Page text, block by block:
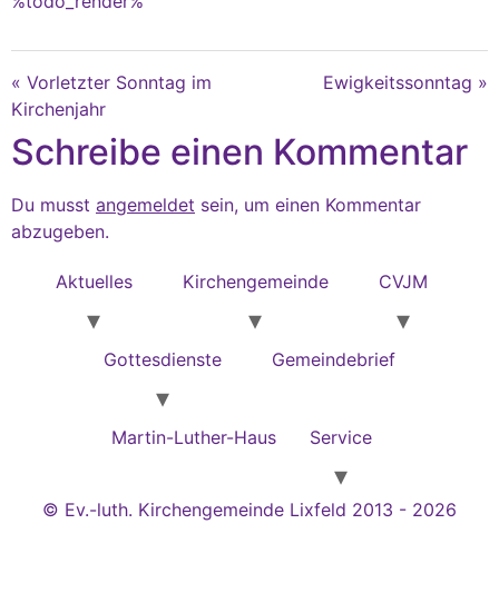
« Vorletzter Sonntag im
Kirchenjahr
Ewigkeitssonntag »
Schreibe einen Kommentar
Du musst angemeldet sein, um einen Kommentar
abzugeben.
Aktuelles Kirchengemeinde CVJM
Gottesdienste Gemeindebrief
Martin-Luther-Haus Service
© Ev.-luth. Kirchengemeinde Lixfeld 2013 - 2026